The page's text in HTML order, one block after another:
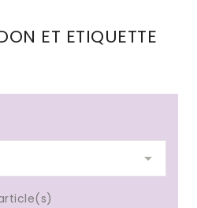
ET ETIQUETTE
